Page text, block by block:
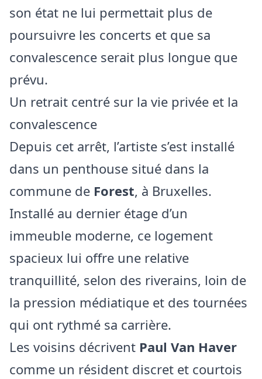
son état ne lui permettait plus de
poursuivre les concerts et que sa
convalescence serait plus longue que
prévu.
Un retrait centré sur la vie privée et la
convalescence
Depuis cet arrêt, l’artiste s’est installé
dans un penthouse situé dans la
commune de Forest, à Bruxelles.
Installé au dernier étage d’un
immeuble moderne, ce logement
spacieux lui offre une relative
tranquillité, selon des riverains, loin de
la pression médiatique et des tournées
qui ont rythmé sa carrière.
Les voisins décrivent Paul Van Haver
comme un résident discret et courtois